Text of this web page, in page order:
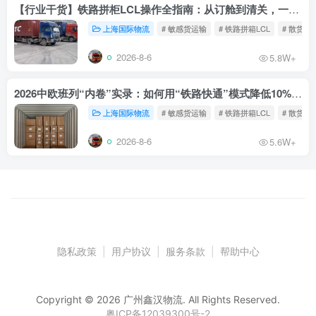
【行业干货】铁路拼柜LCL操作全指南：从订舱到清关，一文读懂
上海国际物流 # 敏感货运输 # 铁路拼箱LCL # 散货铁
2026-8-6 5.8W+
2026中欧班列“内卷”实录：如何用“铁路快通”模式降低10%物流成本？
上海国际物流 # 敏感货运输 # 铁路拼箱LCL # 散货铁
2026-8-6 5.6W+
隐私政策 用户协议 服务条款 帮助中心
Copyright © 2026 广州鑫汉物流. All Rights Reserved.